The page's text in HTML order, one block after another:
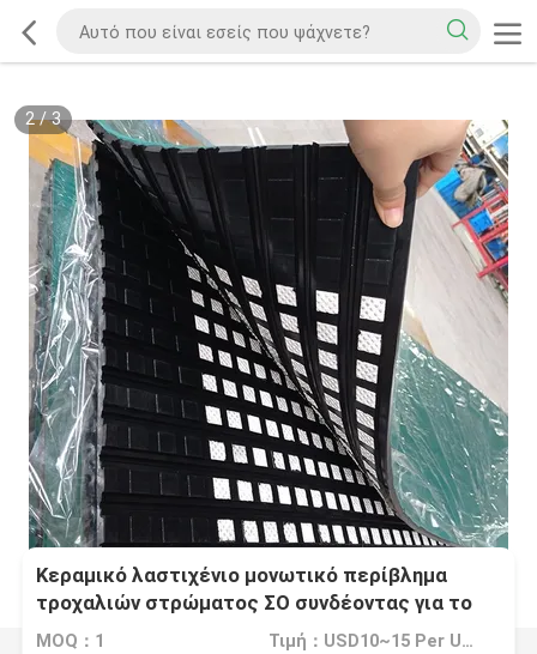
2/3
Κεραμικό λαστιχένιο μονωτικό περίβλημα
τροχαλιών στρώματος ΣΟ συνδέοντας για το
σύστημα μεταφορέων
MOQ：1 Τιμή：USD10~15 Per Unit